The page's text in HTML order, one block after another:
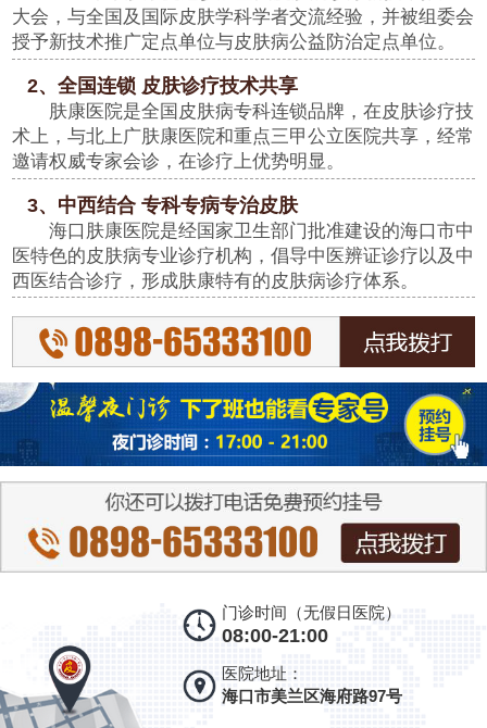
大会，与全国及国际皮肤学科学者交流经验，并被组委会
授予新技术推广定点单位与皮肤病公益防治定点单位。
2、全国连锁 皮肤诊疗技术共享
肤康医院是全国皮肤病专科连锁品牌，在皮肤诊疗技
术上，与北上广肤康医院和重点三甲公立医院共享，经常
邀请权威专家会诊，在诊疗上优势明显。
3、中西结合 专科专病专治皮肤
海口肤康医院是经国家卫生部门批准建设的海口市中
医特色的皮肤病专业诊疗机构，倡导中医辨证诊疗以及中
西医结合诊疗，形成肤康特有的皮肤病诊疗体系。
门诊时间（无假日医院）
08:00-21:00
医院地址：
海口市美兰区海府路97号